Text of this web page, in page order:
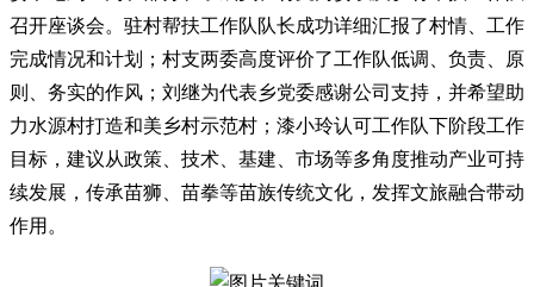
召开座谈会。驻村帮扶工作队队长成功详细汇报了村情、工作
完成情况和计划；村支两委高度评价了工作队低调、负责、原
则、务实的作风；刘继为代表乡党委感谢公司支持，并希望助
力水源村打造和美乡村示范村；漆小玲认可工作队下阶段工作
目标，建议从政策、技术、基建、市场等多角度推动产业可持
续发展，传承苗狮、苗拳等苗族传统文化，发挥文旅融合带动
作用。